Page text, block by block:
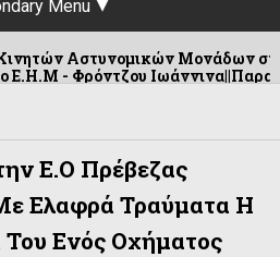
Menu
Μονάδων στην Ήπειρο για
Ιωάννινα||Παρασκευή 18
Ε.Ο Πρέβεζας
Ελαφρά Τραύματα Η
Του Ενός Οχήματος